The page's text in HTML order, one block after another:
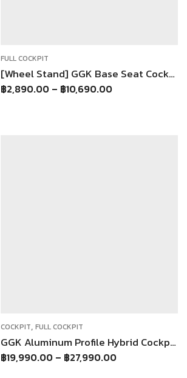
FULL COCKPIT
[Wheel Stand] GGK Base Seat Cockpit แท่นวางเบาะนั่ง (เฉพาะฐาน) ต่อเข้าชุดกับ Wheel Stand GT
฿2,890.00– ฿10,690.00
COCKPIT, FULL COCKPIT
GGK Aluminum Profile Hybrid Cockpit F1 ค็อกพิท ไฮบริด F1 + GT ในตัว
฿19,990.00– ฿27,990.00